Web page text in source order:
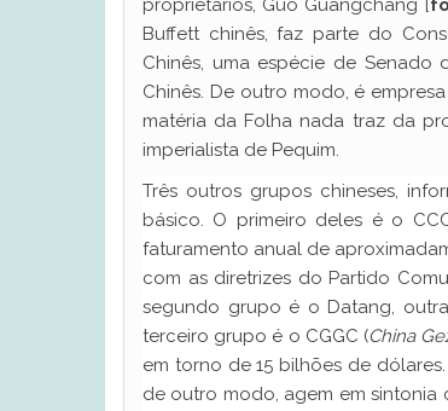
proprietários, Guo Guangchang [
Buffett chinês, faz parte do
Chinês, uma espécie de Senado
Chinês. De outro modo, é
matéria da Folha nada traz da
imperialista de Pequim.
Três outros grupos chineses,
básico. O primeiro deles é o
faturamento anual de
com as diretrizes do Partido
segundo grupo é o Datang,
terceiro grupo é o CGGC (China
em torno de 15 bilhões de
de outro modo, agem em sintonia